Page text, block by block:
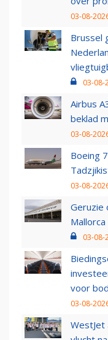
03-08-
Brussel
03-08-
Airbus
beklad
03-08-
Boeing
03-08-
Geruzie
Mallorca
03-08-
voor bod
03-08-